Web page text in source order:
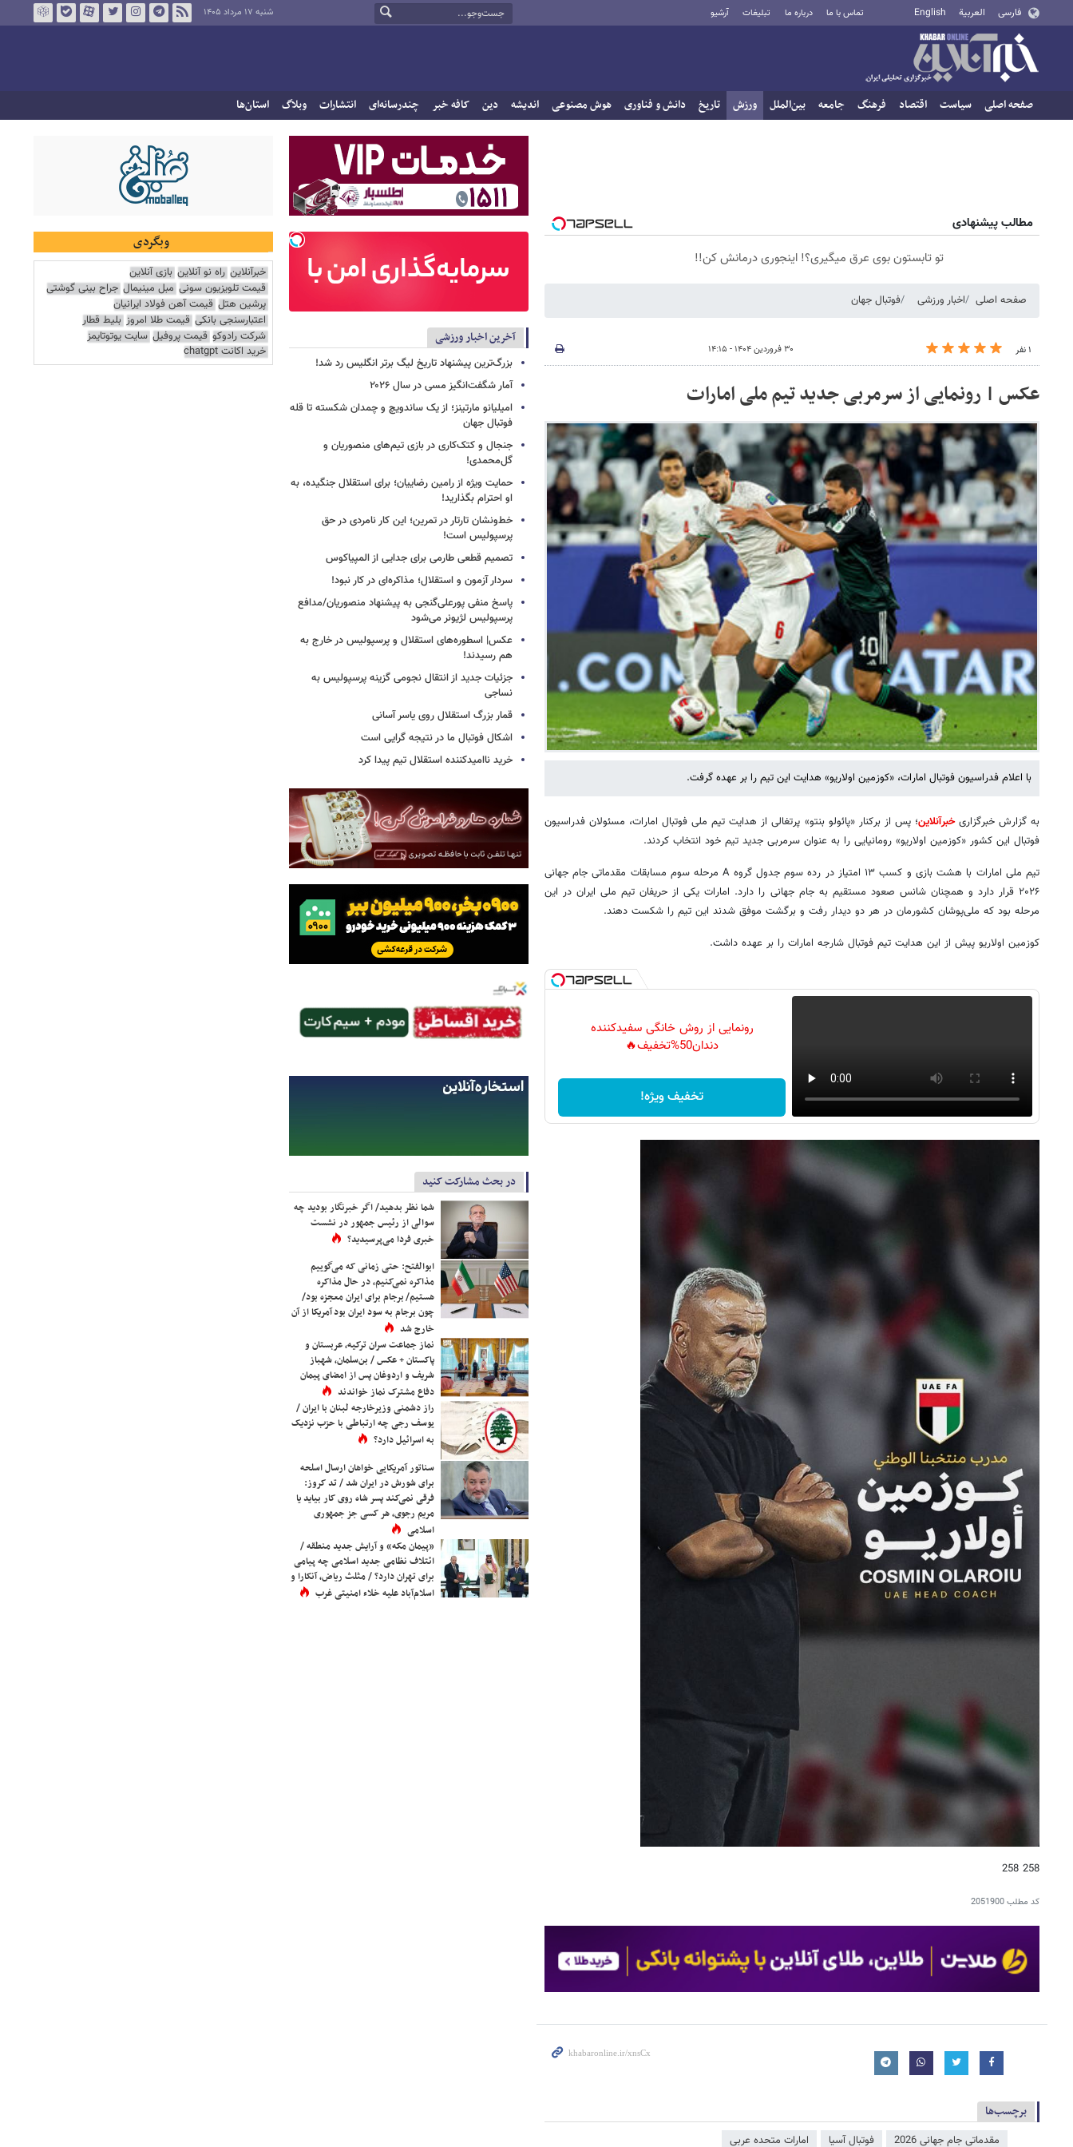
فارسی العربية English تماس با ما درباره ما تبلیغات آرشیو شنبه ۱۷ مرداد ۱۴۰۵
صفحه اصلی سیاست اقتصاد فرهنگ جامعه بین‌الملل ورزش تاریخ دانش و فناوری هوش مصنوعی اندیشه دین کافه خبر چندرسانه‌ای انتشارات وبلاگ استان‌ها
مطالب پیشنهادی
تو تابستون بوی عرق میگیری؟! اینجوری درمانش کن!!
صفحه اصلی اخبار ورزشی فوتبال جهان
۱ نفر ۳۰ فروردین ۱۴۰۴ - ۱۴:۱۵
عکس | رونمایی از سرمربی جدید تیم ملی امارات
با اعلام فدراسیون فوتبال امارات، «کوزمین اولاریو» هدایت این تیم را بر عهده گرفت.
به گزارش خبرگزاریخبرآنلاین؛ پس از برکنار «پائولو بنتو» پرتغالی از هدایت تیم ملی فوتبال امارات، مسئولان فدراسیون
فوتبال این کشور «کوزمین اولاریو» رومانیایی را به عنوان سرمربی جدید تیم خود انتخاب کردند.
تیم ملی امارات با هشت بازی و کسب ۱۳ امتیاز در رده سوم جدول گروه A مرحله سوم مسابقات مقدماتی جام جهانی
۲۰۲۶ قرار دارد و همچنان شانس صعود مستقیم به جام جهانی را دارد. امارات یکی از حریفان تیم ملی ایران در این
مرحله بود که ملی‌پوشان کشورمان در هر دو دیدار رفت و برگشت موفق شدند این تیم را شکست دهند.
کوزمین اولاریو پیش از این هدایت تیم فوتبال شارجه امارات را بر عهده داشت.
رونمایی از روش خانگی سفیدکننده
دندان50%تخفیف🔥
تخفیف ویژه!
258 258
کد مطلب2051900
برچسب‌ها
مقدماتی جام جهانی 2026 فوتبال آسیا امارات متحده عربی
آخرین اخبار ورزشی
بزرگ‌ترین پیشنهاد تاریخ لیگ برتر انگلیس رد شد!
آمار شگفت‌انگیز مسی در سال ۲۰۲۶
امیلیانو مارتینز؛ از یک ساندویچ و چمدان شکسته تا قله
فوتبال جهان
جنجال و کتک‌کاری در بازی تیم‌های منصوریان و
گل‌محمدی!
حمایت ویژه از رامین رضاییان؛ برای استقلال جنگیده، به
او احترام بگذارید!
خط‌ونشان تارتار در تمرین؛ این کار نامردی در حق
پرسپولیس است!
تصمیم قطعی طارمی برای جدایی از المپیاکوس
سردار آزمون و استقلال؛ مذاکره‌ای در کار نبود!
پاسخ منفی پورعلی‌گنجی به پیشنهاد منصوریان/مدافع
پرسپولیس لژیونر می‌شود
عکس| اسطوره‌های استقلال و پرسپولیس در خارج به
هم رسیدند!
جزئیات جدید از انتقال نجومی گزینه پرسپولیس به
نساجی
قمار بزرگ استقلال روی یاسر آسانی
اشکال فوتبال ما در نتیجه گرایی است
خرید ناامیدکننده استقلال تیم پیدا کرد
در بحث مشارکت کنید
شما نظر بدهید/ اگر خبرنگار بودید چه
سوالی از رئیس جمهور در نشست
خبری فردا می‌پرسیدید؟
ابوالفتح: حتی زمانی که می‌گوییم
مذاکره نمی‌کنیم، در حال مذاکره
هستیم/ برجام برای ایران معجزه بود/
چون برجام به سود ایران بود آمریکا از آن
خارج شد
نماز جماعت سران ترکیه، عربستان و
پاکستان + عکس / بن‌سلمان، شهباز
شریف و اردوغان پس از امضای پیمان
دفاع مشترک نماز خواندند
راز دشمنی وزیرخارجه لبنان با ایران /
یوسف رجی چه ارتباطی با حزب نزدیک
به اسرائیل دارد؟
سناتور آمریکایی خواهان ارسال اسلحه
برای شورش در ایران شد / تد کروز:
فرقی نمی‌کند پسر شاه روی کار بیاید یا
مریم رجوی، هر کسی جز جمهوری
اسلامی
«پیمان مکه» و آرایش جدید منطقه /
ائتلاف نظامی جدید اسلامی چه پیامی
برای تهران دارد؟ / مثلث ریاض، آنکارا و
اسلام‌آباد علیه خلاء امنیتی غرب
وبگردی
خبرآنلاین راه نو آنلاین بازی آنلاین
قیمت تلویزیون سونی مبل مینیمال جراح بینی گوشتی
پرشین هتل قیمت آهن فولاد ایرانیان
اعتبارسنجی بانکی قیمت طلا امروز بلیط قطار
شرکت رادوکو قیمت پروفیل سایت یوتوتایمز
خرید اکانت chatgpt